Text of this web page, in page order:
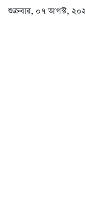
শুক্রবার, ০৭ আগস্ট,